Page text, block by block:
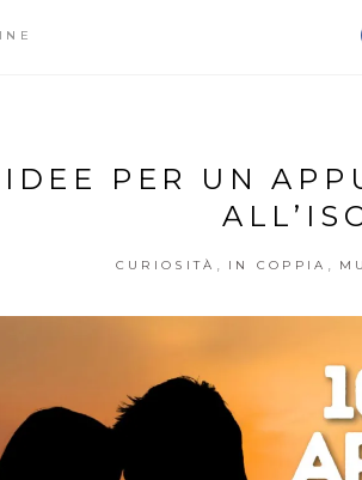
PER UN
CURIOSITÀ IN COPPIA